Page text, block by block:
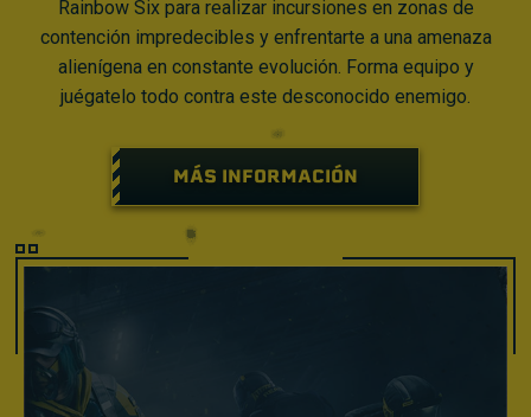
Rainbow Six para realizar incursiones en zonas de
contención impredecibles y enfrentarte a una amenaza
alienígena en constante evolución. Forma equipo y
juégatelo todo contra este desconocido enemigo.
MÁS INFORMACIÓN